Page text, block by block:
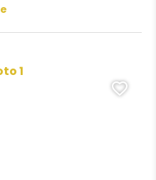
1, ©Rhondak